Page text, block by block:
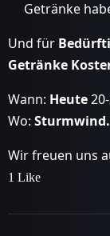
Getränke
Und für
Getränke
Wann: Heute
Wo:
Wir freuen uns
1 Like